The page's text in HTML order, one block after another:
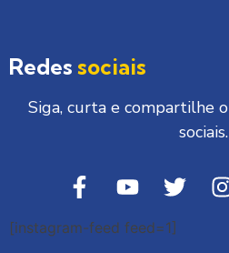
Redes sociais
Siga, curta e compartilhe o
sociais.
[instagram-feed feed=1]